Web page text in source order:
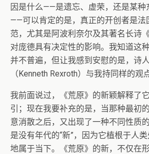
因是什么——是遗忘、虚荣，还是某种
——可以肯定的是，真正的开创者是法
范，尤其是阿波利奈尔及其著名长诗
对庞德具有决定性的影响。我知道这
并不普遍，但让我感到安慰的是，诗
（Kenneth Rexroth）与我持同样的观点
我前面说过，《荒原》的新颖解释了
引；现在我要补充的是，当那种最初
意消散之后，又出现了一种不同性质
是没有年代的“新”，因为它植根于人
地属于当下。《荒原》的新，不仅在